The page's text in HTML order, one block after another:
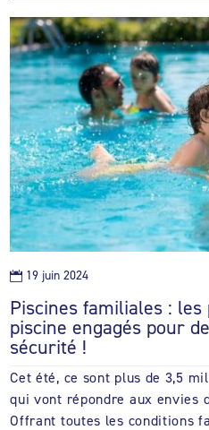
Piscines familiales :
piscine engagés pour
sécurité !
Cet été, ce sont plus de 3,5
qui vont répondre aux envies
Offrant toutes les conditions
 19 juin 2024